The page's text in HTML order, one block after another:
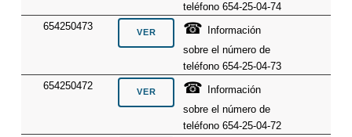
teléfono 654-25-04-74
654250473
☎
Información
sobre el número de
teléfono 654-25-04-73
654250472
☎
Información
sobre el número de
teléfono 654-25-04-72